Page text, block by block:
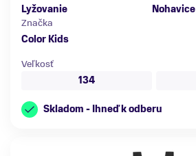
Lyžovanie
Nohavice
Značka
Color Kids
Veľkosť
134
Skladom - Ihneď k odberu